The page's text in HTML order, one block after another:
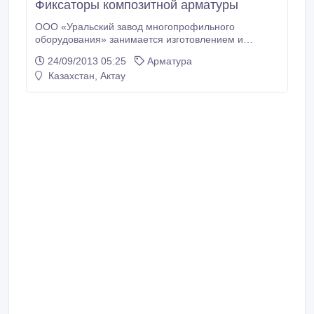
Фиксаторы композитной арматуры
ООО «Уральский завод многопрофильного
оборудования» занимается изготовлением и
арматуры это специальные закладные детали,
используемые для формирования в бетоне
24/09/2013 05:25
Арматура
Казахстан, Актау